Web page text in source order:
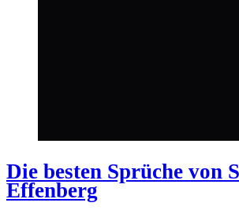
Die besten Sprüche von
Effenberg